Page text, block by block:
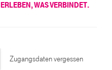
ERLEBEN, WAS VERBINDET.
Zugangsdaten vergessen